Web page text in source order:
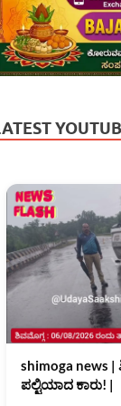
shimoga news
ಪಲ್ಟಿಯಾದ ಕಾರು! |